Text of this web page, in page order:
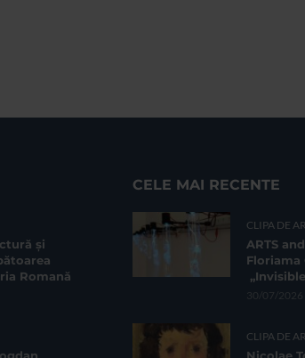
și
Romană
CELE MAI RECENTE
CLIPA DE
ARTS
Floriama
30/07/2026
CLIPA DE
Nicolae